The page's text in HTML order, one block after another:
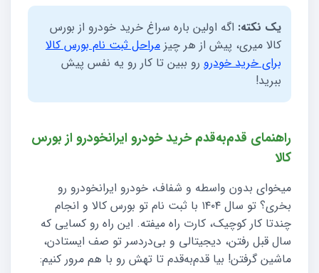
یک نکته: اگه اولین باره سراغ خرید خودرو از بورس
کالا میری، پیش از هر چیز مراحل ثبت نام بورس کالا
برای خرید خودرو رو ببین تا کار رو یه نفس پیش
ببرید!
راهنمای قدم‌به‌قدم خرید خودرو ایرانخودرو از بورس
کالا
میخوای بدون واسطه و شفاف، خودرو ایرانخودرو رو
بخری؟ تو سال ۱۴۰۴ با ثبت نام تو بورس کالا و انجام
چندتا کار کوچیک، کارت راه میفته. این راه رو کسایی که
سال قبل رفتن، دیجیتالی و بی‌دردسر تو صف ایستادن،
ماشین گرفتن! بیا قدم‌به‌قدم تا تهش رو با هم مرور کنیم: